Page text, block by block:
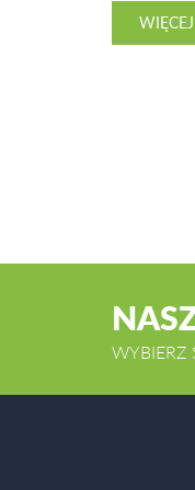
WIĘCEJ
WYBIERZ